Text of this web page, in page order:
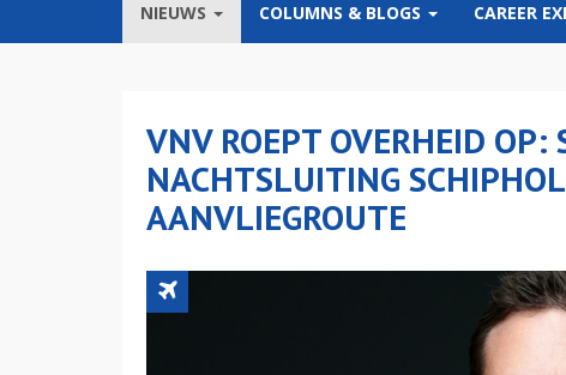
NIEUWS COLUMNS & BLOGS CAREER
VNV ROEPT OVERHEID
NACHTSLUITING
AANVLIEGROUTE